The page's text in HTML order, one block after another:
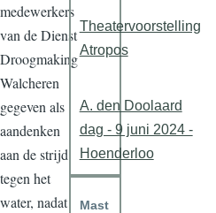
medewerkers
van de Dienst
Droogmaking
Walcheren
gegeven als
aandenken
aan de strijd
tegen het
water, nadat
Theatervoorstelling
Atropos
A. den Doolaard
dag - 9 juni 2024 -
Hoenderloo
Mast